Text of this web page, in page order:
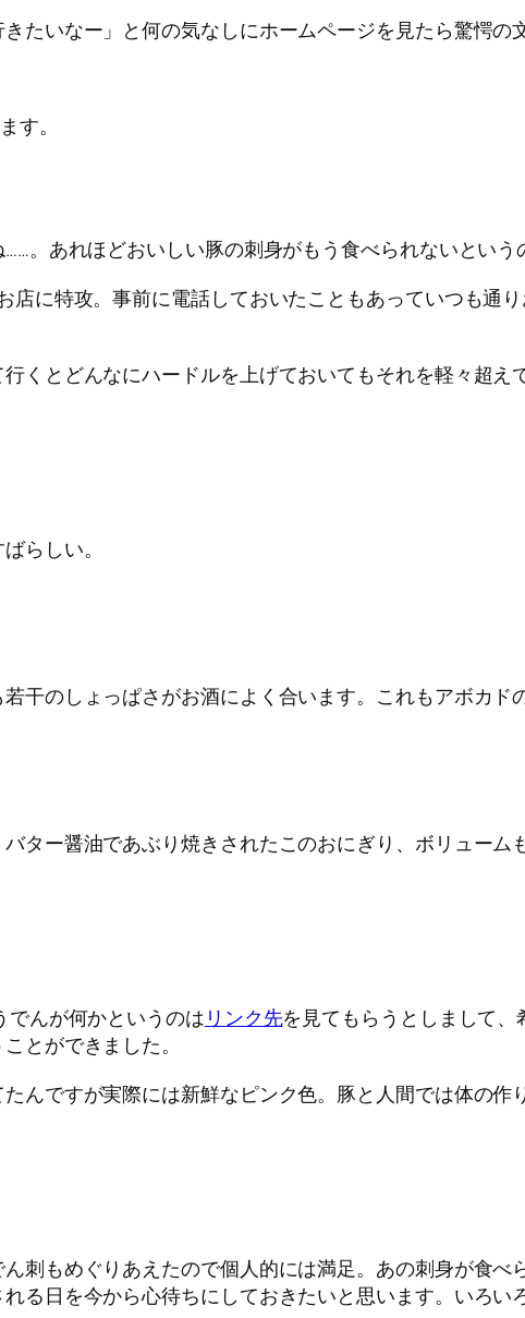
いなー」と何の気なしにホームページを見たら驚愕の
す。
あれほどおいしい豚の刺身がもう食べられないという
に特攻。事前に電話しておいたこともあっていつも通
くとどんなにハードルを上げておいてもそれを軽々超え
らしい。
のしょっぱさがお酒によく合います。これもアボカド
ター醤油であぶり焼きされたこのおにぎり、ボリューム
でんが何かというのは リンク先を見てもらうとしまして、
とができました。
んですが実際には新鮮なピンク色。豚と人間では体の作
刺もめぐりあえたので個人的には満足。あの刺身が食べ
る日を今から心待ちにしておきたいと思います。いろい